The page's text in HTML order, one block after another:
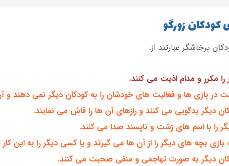
کودکان زورگو
پرخاشگر عبارتند از:
را مکرر و مدام اذیت می کنند.
در بازی ها و فعالیت های خودشان را به کودکان دیگر نمی دهند و
دیگر بدگویی می کنند و رازهای آن ها را فاش می نمایند.
را با اسم های زشت و ناپسند صدا می کنند.
بازی بچه های دیگر را از آن ها می گیرند و یا کسی دیگر را به این
دیگر به صورت تهاجمی و منفی صحبت می کنند.